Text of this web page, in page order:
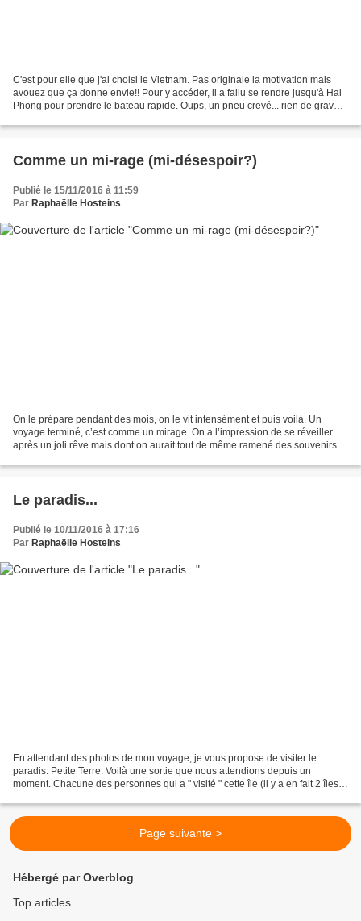
C'est pour elle que j'ai choisi le Vietnam. Pas originale la motivation mais
avouez que ça donne envie!! Pour y accéder, il a fallu se rendre jusqu'à Hai
Phong pour prendre le bateau rapide. Oups, un pneu crevé... rien de grave,
Comme un mi-rage (mi-désespoir?)
Publié le 15/11/2016 à 11:59
Par Raphaëlle Hosteins
On le prépare pendant des mois, on le vit intensément et puis voilà. Un
voyage terminé, c’est comme un mirage. On a l’impression de se réveiller
après un joli rêve mais dont on aurait tout de même ramené des souvenirs
Le paradis...
Publié le 10/11/2016 à 17:16
Par Raphaëlle Hosteins
En attendant des photos de mon voyage, je vous propose de visiter le
paradis: Petite Terre. Voilà une sortie que nous attendions depuis un
moment. Chacune des personnes qui a " visité " cette île (il y a en fait 2 îles
Page suivante >
Hébergé par Overblog
Top articles